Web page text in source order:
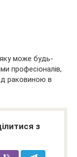
може будь-
професіоналів,
раковиною в
з